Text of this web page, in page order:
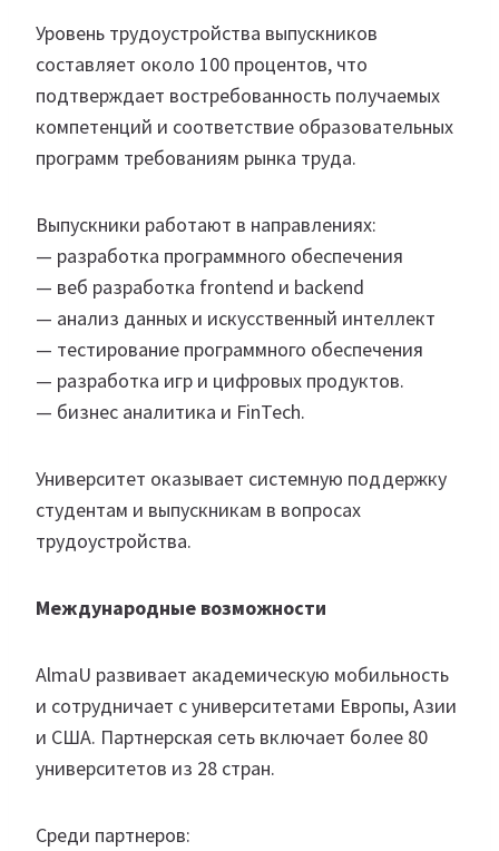
Уровень трудоустройства выпускников
составляет около 100 процентов, что
подтверждает востребованность получаемых
компетенций и соответствие образовательных
программ требованиям рынка труда.
Выпускники работают в направлениях:
— разработка программного обеспечения
— веб разработка frontend и backend
— анализ данных и искусственный интеллект
— тестирование программного обеспечения
— разработка игр и цифровых продуктов.
— бизнес аналитика и FinTech.
Университет оказывает системную поддержку
студентам и выпускникам в вопросах
трудоустройства.
Международные возможности
AlmaU развивает академическую мобильность
и сотрудничает с университетами Европы, Азии
и США. Партнерская сеть включает более 80
университетов из 28 стран.
Среди партнеров: